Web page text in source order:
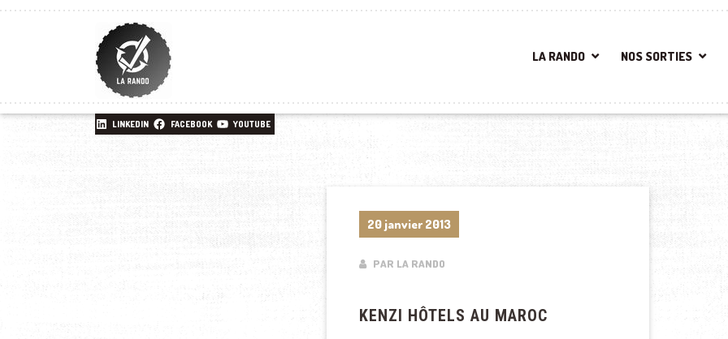
LA RANDO NOS SORTIES
LINKEDIN FACEBOOK YOUTUBE
20 janvier 2013
PAR LA RANDO
KENZI HÔTELS AU MAROC